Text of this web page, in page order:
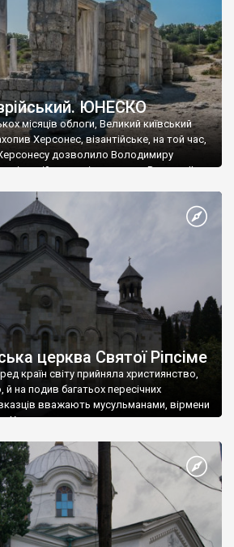
ЮНЕСКО
місяців облоги, Великий київський
Херсонес, візантійське, на той час,
дозволило Володимиру
візантійському імператору Василю ІІ, та
язичник, став Василем-християнином.
Русі. На честь Херсонесу Таврійського
церква Святої Ріпсіме
країн світу прийняла християнство,
й на подив багатьох пересічних
вважають мусульманами, вірмени
Христа